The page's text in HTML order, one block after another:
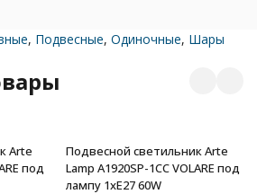
, Подвесные, Одиночные, Шары
Arte
под
Подвесной светильник Arte
Lamp A1920SP-1CC VOLARE под
лампу 1xE27 60W